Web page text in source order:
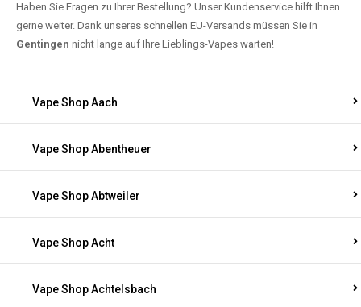
Haben Sie Fragen zu Ihrer Bestellung? Unser Kundenservice hilft Ihnen
gerne weiter. Dank unseres schnellen EU-Versands müssen Sie in
Gentingen nicht lange auf Ihre Lieblings-Vapes warten!
Vape Shop Aach
Vape Shop Abentheuer
Vape Shop Abtweiler
Vape Shop Acht
Vape Shop Achtelsbach